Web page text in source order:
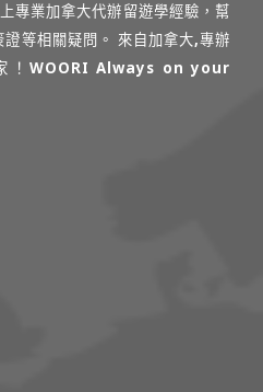
專業加拿大代辦留遊學經驗，幫
等相關疑問。 來自加拿大,專辦
！WOORI Always on your